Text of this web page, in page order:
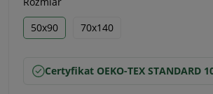
50x90
70x140
Certyfikat OEKO-TEX STANDARD